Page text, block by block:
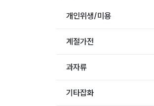
개인위생/미용
계절가전
과자류
기타잡화